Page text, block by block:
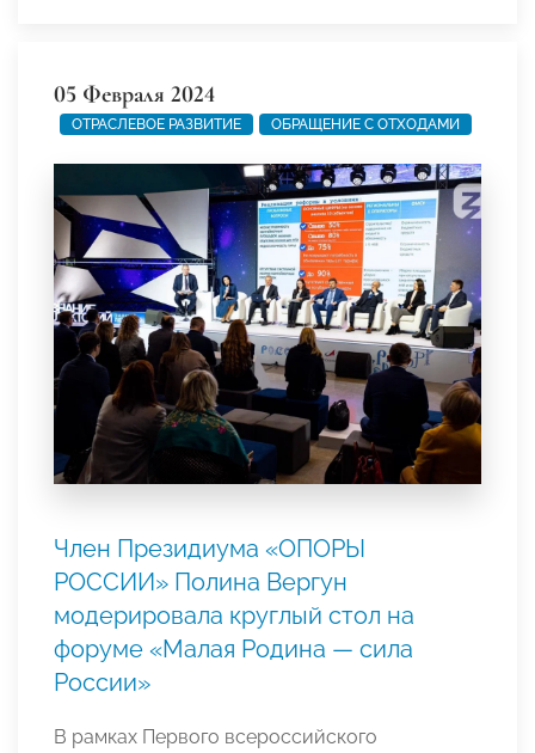
05 Февраля 2024
ОТРАСЛЕВОЕ РАЗВИТИЕ ОБРАЩЕНИЕ С ОТХОДАМИ
Член Президиума «ОПОРЫ
РОССИИ» Полина Вергун
модерировала круглый стол на
форуме «Малая Родина — сила
России»
В рамках Первого всероссийского